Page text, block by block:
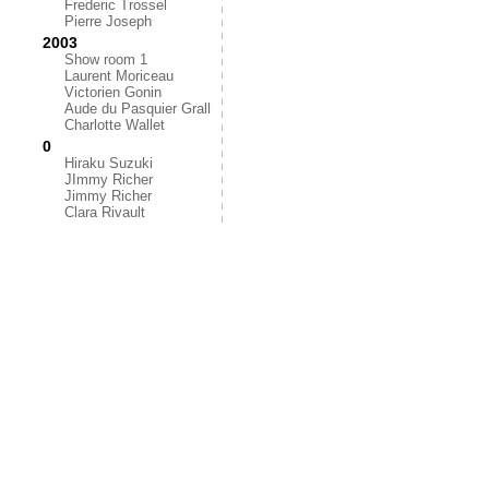
Frederic Trossel
Pierre Joseph
2003
Show room 1
Laurent Moriceau
Victorien Gonin
Aude du Pasquier Grall
Charlotte Wallet
0
Hiraku Suzuki
JImmy Richer
Jimmy Richer
Clara Rivault